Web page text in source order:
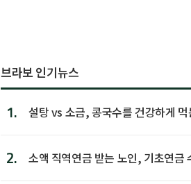
브라보 인기뉴스
1. 설탕 vs 소금, 콩국수를 건강하게 먹
2.
소액 직역연금 받는 노인, 기초연금